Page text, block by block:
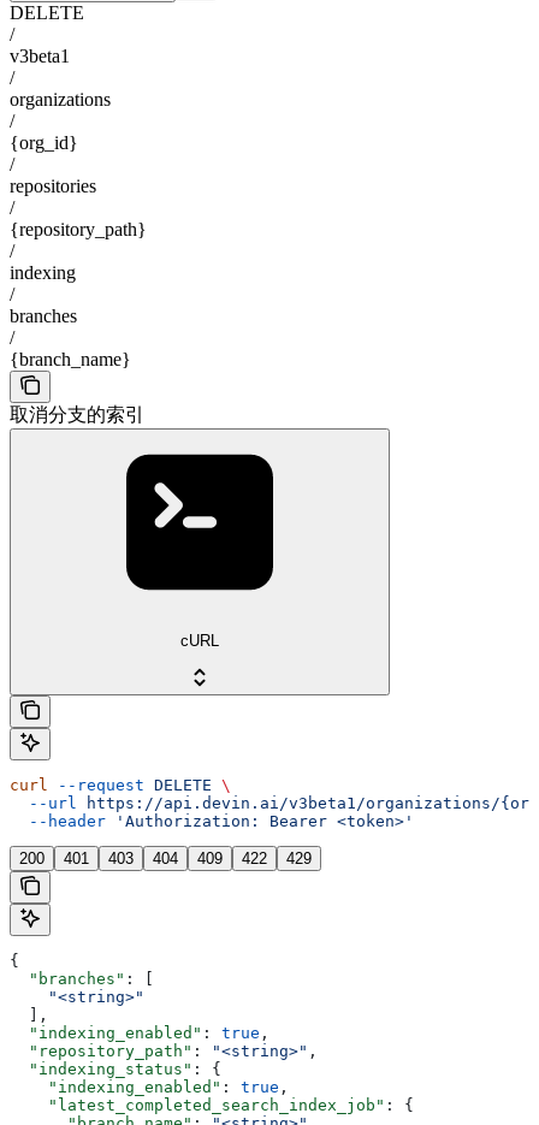
DELETE
/
v3beta1
/
organizations
/
{org_id}
/
repositories
/
{repository_path}
/
indexing
/
branches
/
{branch_name}
取消分支的索引
cURL
curl --request DELETE \
  --url
https://api.devin.ai/v3beta1/organizations/
  --header
'Authorization: Bearer <token>'
200 401 403 404 409 422 429
{
  "branches"
: [
    "<string>"
  ],
  "indexing_enabled"
: true ,
  "repository_path"
: "<string>" ,
  "indexing_status"
: {
    "indexing_enabled"
: true ,
    "latest_completed_search_index_job"
: {